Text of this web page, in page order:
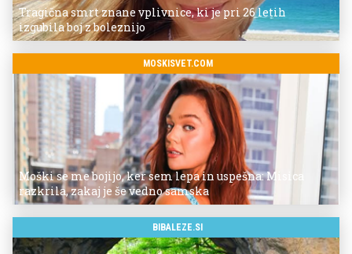
Tragična smrt znane vplivnice, ki je pri 26 letih
izgubila boj z boleznijo
MOSKISVET.COM
Moški se me bojijo, ker sem lepa in uspešna: Misica
razkrila, zakaj je še vedno samska
BIBALEZE.SI